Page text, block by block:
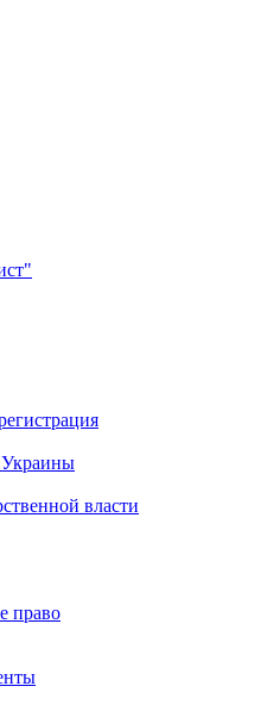
Украины
власти
право